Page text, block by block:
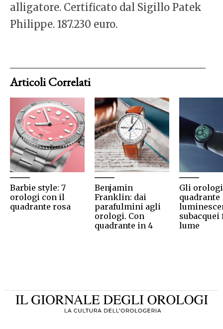
alligatore. Certificato dal Sigillo Patek
Philippe. 187.230 euro.
Articoli Correlati
Barbie style: 7
orologi con il
quadrante rosa
Benjamin
Franklin: dai
parafulmini agli
orologi. Con
quadrante in 4
Gli
quadrante
lume